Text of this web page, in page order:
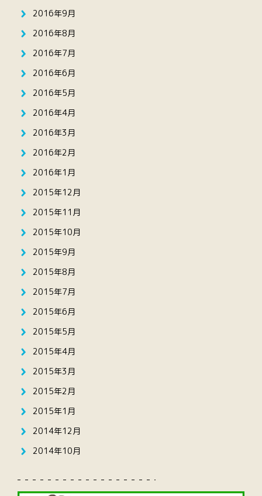
2016年9月
2016年8月
2016年7月
2016年6月
2016年5月
2016年4月
2016年3月
2016年2月
2016年1月
2015年12月
2015年11月
2015年10月
2015年9月
2015年8月
2015年7月
2015年6月
2015年5月
2015年4月
2015年3月
2015年2月
2015年1月
2014年12月
2014年10月